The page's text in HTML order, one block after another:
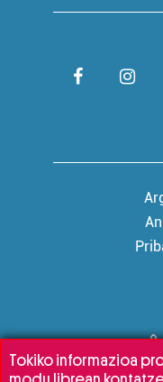
Tokiko informazioa